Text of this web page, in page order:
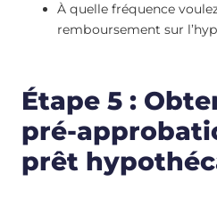
À quelle fréquence
remboursement sur
Étape 5 :
pré-
prêt